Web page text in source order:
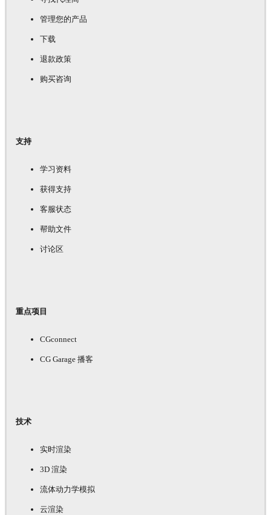
管理您的产品
下载
退款政策
购买咨询
支持
学习资料
获得支持
客服状态
帮助文件
讨论区
重点项目
CGconnect
CG Garage 播客
技术
实时渲染
3D 渲染
流体动力学模拟
云渲染